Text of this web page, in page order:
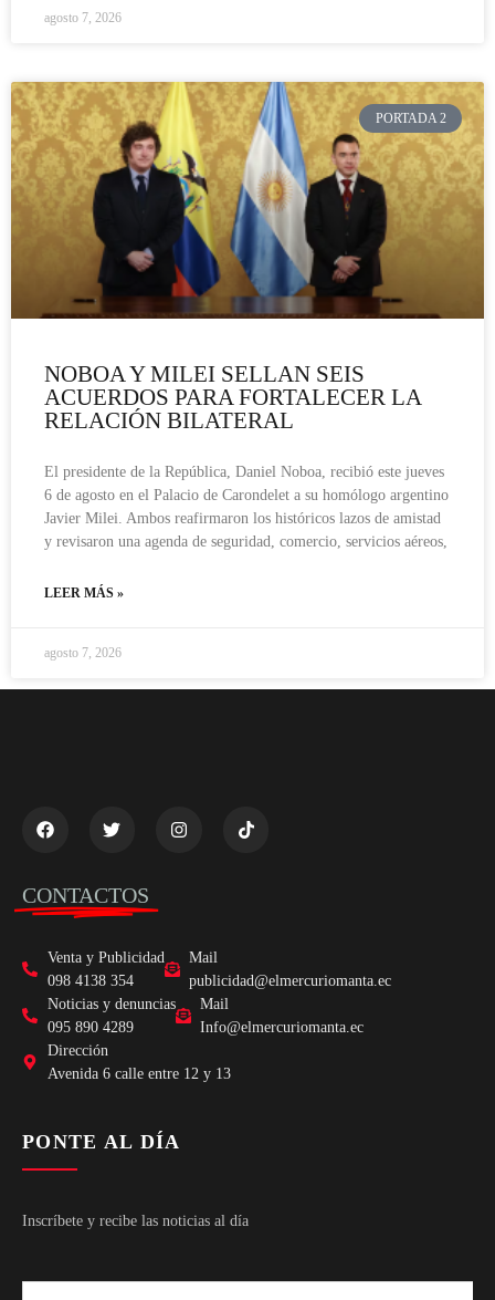
agosto 7, 2026
PORTADA 2
NOBOA Y MILEI SELLAN SEIS
ACUERDOS PARA FORTALECER LA
RELACIÓN BILATERAL
El presidente de la República, Daniel Noboa, recibió este jueves
6 de agosto en el Palacio de Carondelet a su homólogo argentino
Javier Milei. Ambos reafirmaron los históricos lazos de amistad
y revisaron una agenda de seguridad, comercio, servicios aéreos,
LEER MÁS »
agosto 7, 2026
CONTACTOS
Venta y Publicidad
098 4138 354
Mail
publicidad@elmercuriomanta.ec
Noticias y denuncias
095 890 4289
Mail
Info@elmercuriomanta.ec
Dirección
Avenida 6 calle entre 12 y 13
PONTE AL DÍA
Inscríbete y recibe las noticias al día